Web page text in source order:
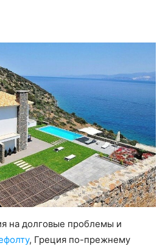
на долговые проблемы и
, Греция по-прежнему